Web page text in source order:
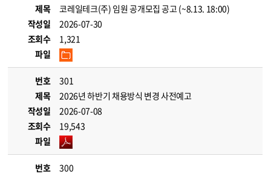
제목
코레일테크(주) 임원 공개모집 공고 (~8.13. 18:00)
작성일
2026-07-30
조회수
1,321
파일
번호
301
제목
2026년 하반기 채용방식 변경 사전예고
작성일
2026-07-08
조회수
19,543
파일
번호
300